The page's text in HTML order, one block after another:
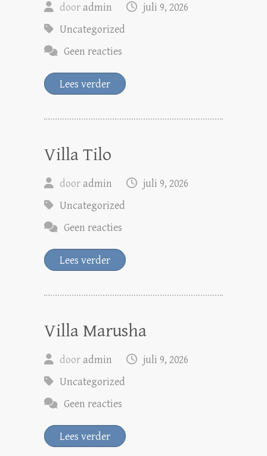
door admin
juli 9, 2026
Uncategorized
Geen reacties
Lees verder
Villa Tilo
door admin
juli 9, 2026
Uncategorized
Geen reacties
Lees verder
Villa Marusha
door admin
juli 9, 2026
Uncategorized
Geen reacties
Lees verder